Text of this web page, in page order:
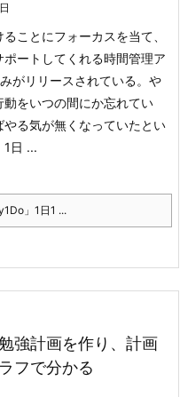
ことにフォーカスを当て、
ートしてくれる時間管理ア
がリリースされている。 や
動をいつの間にか忘れてい
やる気が無くなっていたとい
1日 ...
」1日1 ...
強計画を作り、計画
フで分かる